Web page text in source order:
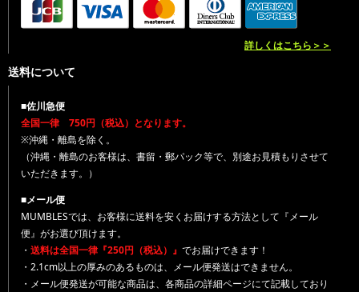
詳しくはこちら＞＞
送料について
■佐川急便
全国一律 750円（税込）となります。
※沖縄・離島を除く。
（沖縄・離島のお客様は、書留・郵パック等で、別途お見積もりさせて
いただきます。）
■メール便
MUMBLESでは、お客様に送料を安くお届けする方法として『メール
便』がお選び頂けます。
・ 送料は全国一律『250円（税込）』 でお届けできます！
・2.1cm以上の厚みのあるものは、メール便発送はできません。
・メール便発送が可能な商品は、各商品の詳細ページにて記載しており